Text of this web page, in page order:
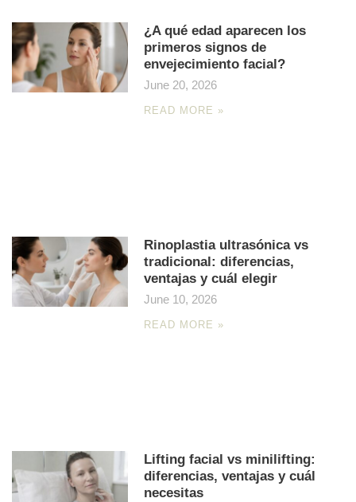
¿A qué edad aparecen los
primeros signos de
envejecimiento facial?
June 20, 2026
READ MORE »
Rinoplastia ultrasónica vs
tradicional: diferencias,
ventajas y cuál elegir
June 10, 2026
READ MORE »
Lifting facial vs minilifting:
diferencias, ventajas y cuál
necesitas